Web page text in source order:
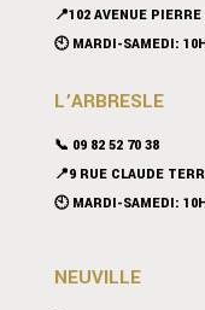
📍102 AVENUE
🕙 MARDI-SAMEDI:
L’ARBRESLE
📞 09 82 52 70 38
📍9 RUE CLAUDE
🕙 MARDI-SAMEDI:
NEUVILLE